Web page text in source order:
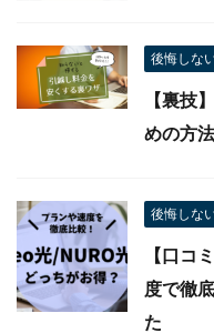
【必見
を利用
た！
後悔しな
【裏技
めの方